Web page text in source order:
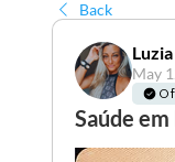
Back
May
Saúde